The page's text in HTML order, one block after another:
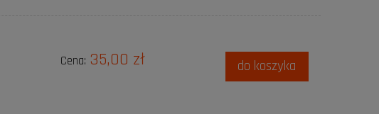
Cena: 35,00 zł do koszyka